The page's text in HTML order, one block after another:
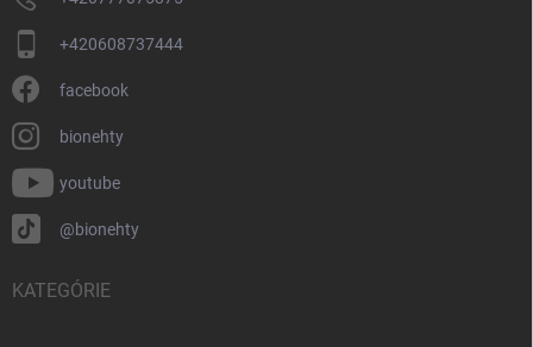
+420608737444
facebook
bionehty
youtube
@bionehty
KATEGÓRIE